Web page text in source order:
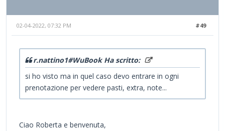
#49
02-04-2022, 07:32 PM
r.nattino1#WuBook Ha scritto:
si ho visto ma in quel caso devo entrare in ogni
prenotazione per vedere pasti, extra, note...
Ciao Roberta e benvenuta,